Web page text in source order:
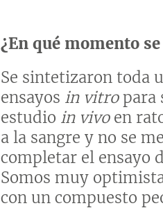
¿En qué momento
Se sintetizaron toda
ensayos in vitropara
estudio in vivoen
a la sangre y no se
completar el ensayo
Somos muy
con un compuesto